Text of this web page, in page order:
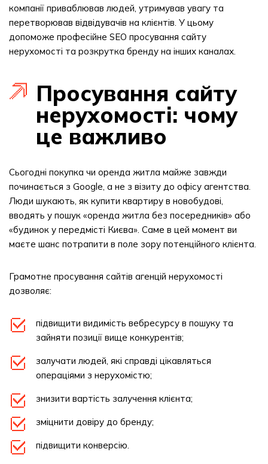
компанії приваблював людей, утримував увагу та
перетворював відвідувачів на клієнтів. У цьому
допоможе професійне SEO просування сайту
нерухомості та розкрутка бренду на інших каналах.
Просування сайту
нерухомості: чому
це важливо
Сьогодні покупка чи оренда житла майже завжди
починається з Google, а не з візиту до офісу агентства.
Люди шукають, як купити квартиру в новобудові,
вводять у пошук «оренда житла без посередників» або
«будинок у передмісті Києва». Саме в цей момент ви
маєте шанс потрапити в поле зору потенційного клієнта.
Грамотне просування сайтів агенцій нерухомості
дозволяє:
підвищити видимість вебресурсу в пошуку та
зайняти позиції вище конкурентів;
залучати людей, які справді цікавляться
операціями з нерухомістю;
знизити вартість залучення клієнта;
зміцнити довіру до бренду;
підвищити конверсію.